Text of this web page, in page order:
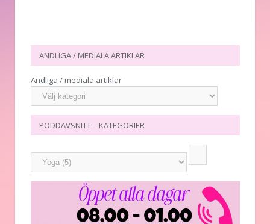
ANDLIGA / MEDIALA ARTIKLAR
Andliga / mediala artiklar
PODDAVSNITT – KATEGORIER